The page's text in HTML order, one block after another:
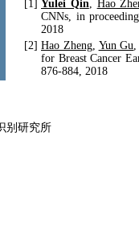
[1] Yulei Qin, Hao
CNNs, in
2018
[2] Hao Zheng, Yun Gu
for Breast Cancer
876-884, 2018
别研究所